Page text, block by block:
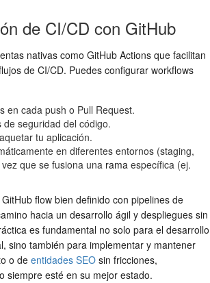
de CI/CD con GitHub
nativas como GitHub Actions que facilitan
de CI/CD. Puedes configurar workflows
en cada push o Pull Request.
de seguridad del código.
tu aplicación.
en diferentes entornos (staging,
que se fusiona una rama específica (ej.
GitHub flow bien definido con pipelines de
hacia un desarrollo ágil y despliegues sin
es fundamental no solo para el desarrollo
sino también para implementar y mantener
o de entidades SEO sin fricciones,
siempre esté en su mejor estado.